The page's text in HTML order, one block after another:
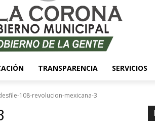
TRANSPARENCIA SERVICIOS
108-revolucion-mexicana-3